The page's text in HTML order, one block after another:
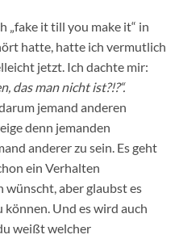
„fake it till you make it“ in
hatte, hatte ich vermutlich
jetzt. Ich dachte mir:
das man nicht ist?!?“.
jemand anderen
denn jemanden
anderer zu sein. Es geht
ein Verhalten
wünscht, aber glaubst es
können. Und es wird auch
weißt welcher